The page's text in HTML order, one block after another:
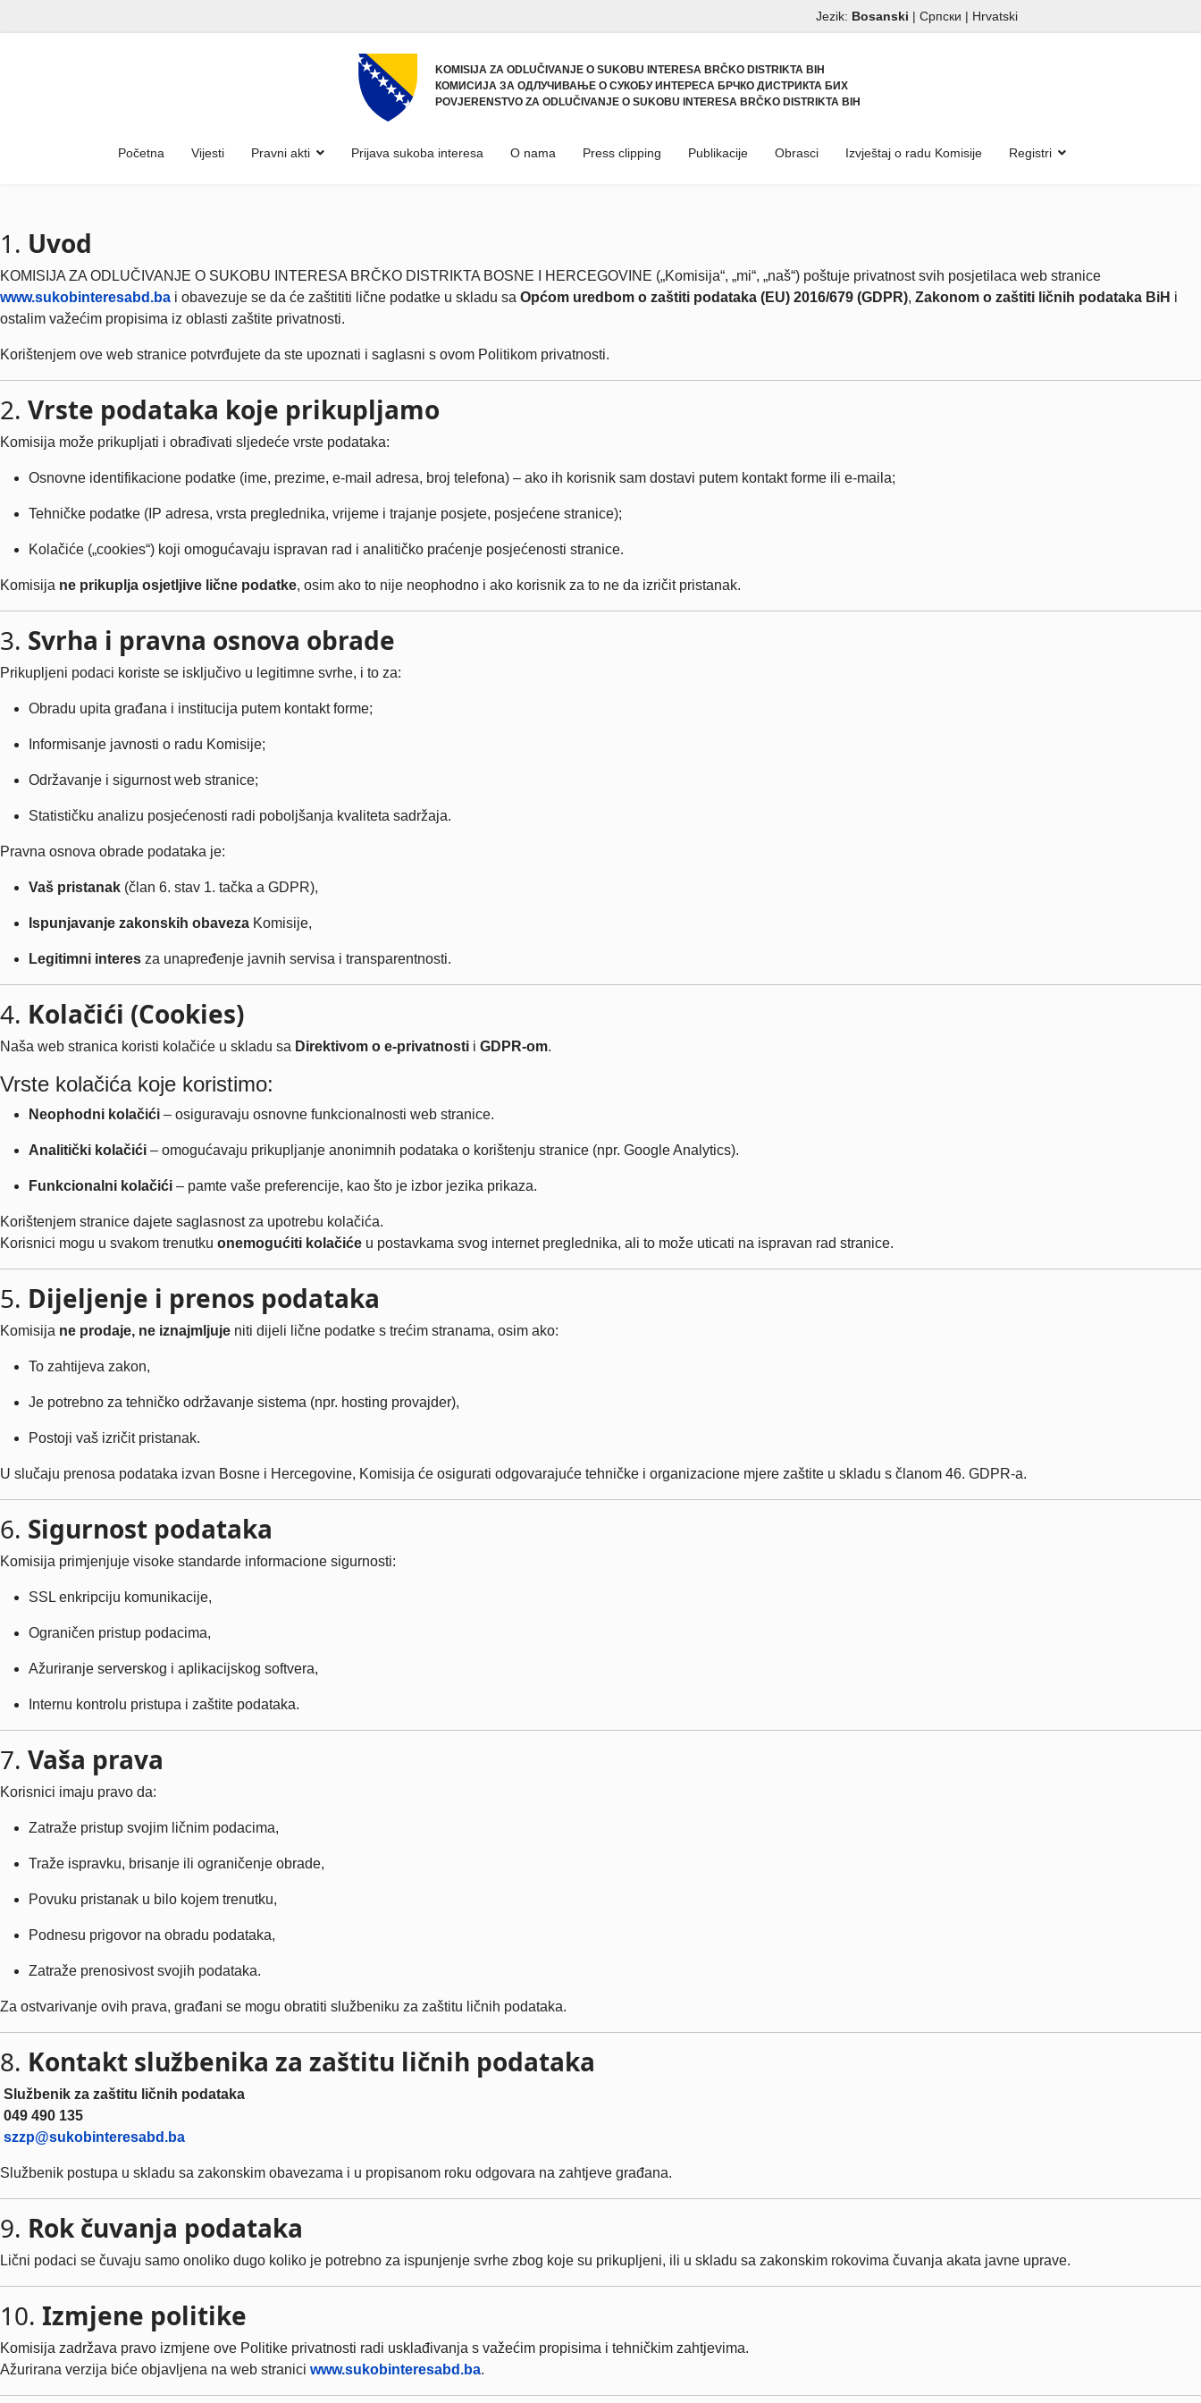
Jezik: Bosanski |Српски | Hrvatski
KOMISIJA ZA ODLUČIVANJE O SUKOBU INTERESA BRČKO DISTRIKTA BIH
КОМИСИЈА ЗА ОДЛУЧИВАЊЕ О СУКОБУ ИНТЕРЕСА БРЧКО ДИСТРИКТА БИХ
POVJERENSTVO ZA ODLUČIVANJE O SUKOBU INTERESA BRČKO DISTRIKTA BIH
Početna Vijesti Pravni akti Prijava sukoba interesa O nama Press clipping Publikacije Obrasci Izvještaj o radu Komisije Registri
1. Uvod
KOMISIJA ZA ODLUČIVANJE O SUKOBU INTERESA BRČKO DISTRIKTA BOSNE I HERCEGOVINE („Komisija“, „mi“, „naš“) poštuje privatnost svih posjetilaca web stranice
www.sukobinteresabd.ba i obavezuje se da će zaštititi lične podatke u skladu sa Općom uredbom o zaštiti podataka (EU) 2016/679 (GDPR), Zakonom o zaštiti ličnih podataka BiH i
ostalim važećim propisima iz oblasti zaštite privatnosti.
Korištenjem ove web stranice potvrđujete da ste upoznati i saglasni s ovom Politikom privatnosti.
2. Vrste podataka koje prikupljamo
Komisija može prikupljati i obrađivati sljedeće vrste podataka:
Osnovne identifikacione podatke (ime, prezime, e-mail adresa, broj telefona) – ako ih korisnik sam dostavi putem kontakt forme ili e-maila;
Tehničke podatke (IP adresa, vrsta preglednika, vrijeme i trajanje posjete, posjećene stranice);
Kolačiće („cookies“) koji omogućavaju ispravan rad i analitičko praćenje posjećenosti stranice.
Komisija ne prikuplja osjetljive lične podatke, osim ako to nije neophodno i ako korisnik za to ne da izričit pristanak.
3. Svrha i pravna osnova obrade
Prikupljeni podaci koriste se isključivo u legitimne svrhe, i to za:
Obradu upita građana i institucija putem kontakt forme;
Informisanje javnosti o radu Komisije;
Održavanje i sigurnost web stranice;
Statističku analizu posjećenosti radi poboljšanja kvaliteta sadržaja.
Pravna osnova obrade podataka je:
Vaš pristanak (član 6. stav 1. tačka a GDPR),
Ispunjavanje zakonskih obaveza Komisije,
Legitimni interes za unapređenje javnih servisa i transparentnosti.
4. Kolačići (Cookies)
Naša web stranica koristi kolačiće u skladu sa Direktivom o e-privatnosti i GDPR-om.
Vrste kolačića koje koristimo:
Neophodni kolačići – osiguravaju osnovne funkcionalnosti web stranice.
Analitički kolačići – omogućavaju prikupljanje anonimnih podataka o korištenju stranice (npr. Google Analytics).
Funkcionalni kolačići – pamte vaše preferencije, kao što je izbor jezika prikaza.
Korištenjem stranice dajete saglasnost za upotrebu kolačića.
Korisnici mogu u svakom trenutku onemogućiti kolačiće u postavkama svog internet preglednika, ali to može uticati na ispravan rad stranice.
5. Dijeljenje i prenos podataka
Komisija ne prodaje, ne iznajmljuje niti dijeli lične podatke s trećim stranama, osim ako:
To zahtijeva zakon,
Je potrebno za tehničko održavanje sistema (npr. hosting provajder),
Postoji vaš izričit pristanak.
U slučaju prenosa podataka izvan Bosne i Hercegovine, Komisija će osigurati odgovarajuće tehničke i organizacione mjere zaštite u skladu s članom 46. GDPR-a.
6. Sigurnost podataka
Komisija primjenjuje visoke standarde informacione sigurnosti:
SSL enkripciju komunikacije,
Ograničen pristup podacima,
Ažuriranje serverskog i aplikacijskog softvera,
Internu kontrolu pristupa i zaštite podataka.
7. Vaša prava
Korisnici imaju pravo da:
Zatraže pristup svojim ličnim podacima,
Traže ispravku, brisanje ili ograničenje obrade,
Povuku pristanak u bilo kojem trenutku,
Podnesu prigovor na obradu podataka,
Zatraže prenosivost svojih podataka.
Za ostvarivanje ovih prava, građani se mogu obratiti službeniku za zaštitu ličnih podataka.
8. Kontakt službenika za zaštitu ličnih podataka
Službenik za zaštitu ličnih podataka
049 490 135
szzp@sukobinteresabd.ba
Službenik postupa u skladu sa zakonskim obavezama i u propisanom roku odgovara na zahtjeve građana.
9. Rok čuvanja podataka
Lični podaci se čuvaju samo onoliko dugo koliko je potrebno za ispunjenje svrhe zbog koje su prikupljeni, ili u skladu sa zakonskim rokovima čuvanja akata javne uprave.
10. Izmjene politike
Komisija zadržava pravo izmjene ove Politike privatnosti radi usklađivanja s važećim propisima i tehničkim zahtjevima.
Ažurirana verzija biće objavljena na web stranici www.sukobinteresabd.ba.